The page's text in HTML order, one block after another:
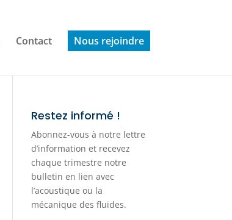
Contact Nous rejoindre
Restez informé !
Abonnez-vous à notre lettre
d’information et recevez
chaque trimestre notre
bulletin en lien avec
l’acoustique ou la
mécanique des fluides.